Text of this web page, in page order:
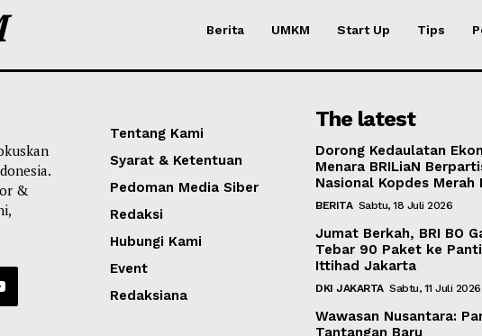
Berita UMKM Start Up Tips
&
Tentang Kami
Syarat & Ketentuan
Pedoman Media Siber
Redaksi
Hubungi Kami
Event
Redaksiana
The latest
Dorong Kedaulatan
Menara BRILiaN
Nasional Kopdes Merah
BERITA Sabtu, 18 Juli 2026
Jumat Berkah, BRI BO
Tebar 90 Paket ke
Ittihad Jakarta
DKI JAKARTA Sabtu, 11 Juli 2026
Wawasan Nusantara:
Tantangan Baru